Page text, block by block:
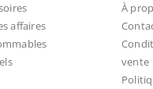
affaires
À
vente